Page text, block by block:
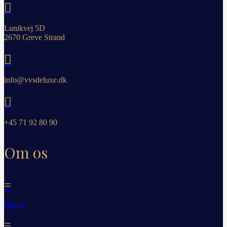

Lunikvej 5D
2670 Greve Strand

info@vvsdeluxe.dk

+45 71 92 80 90
Om os
=
Om os